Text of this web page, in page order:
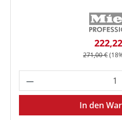
Regulärer
271,00 €
Produkt Anzahl:
In den